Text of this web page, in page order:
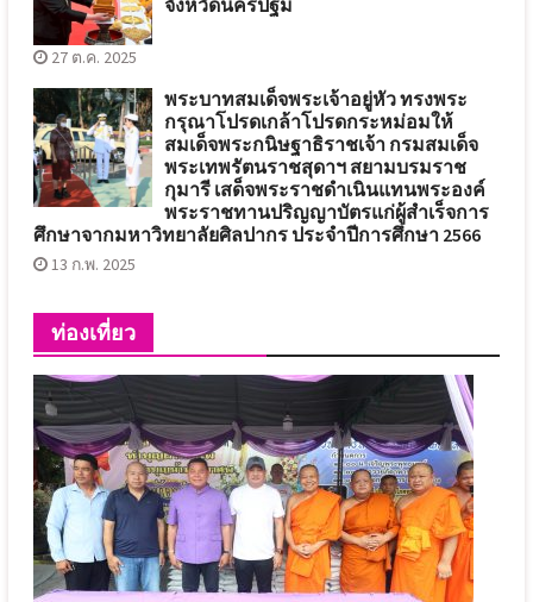
จังหวัดนครปฐม
27 ต.ค. 2025
พระบาทสมเด็จพระเจ้าอยู่หัว ทรงพระ
กรุณาโปรดเกล้าโปรดกระหม่อมให้
สมเด็จพระกนิษฐาธิราชเจ้า กรมสมเด็จ
พระเทพรัตนราชสุดาฯ สยามบรมราช
กุมารี เสด็จพระราชดำเนินแทนพระองค์
พระราชทานปริญญาบัตรแก่ผู้สำเร็จการ
ศึกษาจากมหาวิทยาลัยศิลปากร ประจำปีการศึกษา 2566
13 ก.พ. 2025
ท่องเที่ยว